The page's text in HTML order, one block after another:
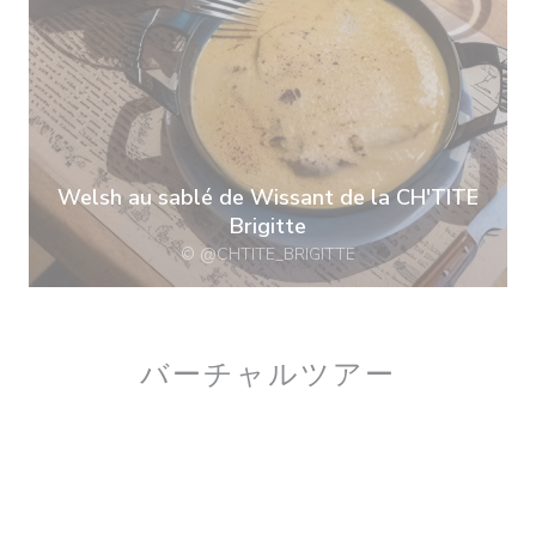
Welsh au sablé de Wissant de la CH'TITE
Brigitte
© @CHTITE_BRIGITTE
バーチャルツアー